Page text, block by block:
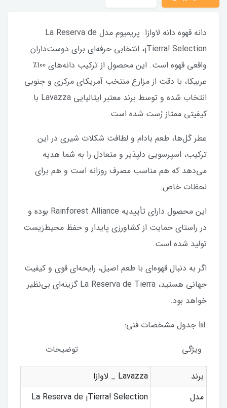
دانه قهوه دانه لاوازا پریمیوم مدل La Reserva de
¡Tierra! Selection، انتخابی حرفه‌ای برای دوست‌داران
واقعی قهوه است. این محصول از ترکیب دانه‌های 100٪
عربیکا، با دقت از مزارع منتخب آمریکای مرکزی و جنوبی
انتخاب شده و توسط برند معتبر ایتالیایی Lavazza با
کیفیتی ممتاز رُست شده است.
عطر گل‌ها، طعم بادام و لطافت شکلات شیری در این
ترکیب، اسپرسویی دلپذیر و متعادل را به شما هدیه
می‌دهد که هم مناسب مصرف روزانه است و هم برای
لحظات خاص.
این محصول دارای تأییدیه Rainforest Alliance بوده و
در راستای حمایت از کشاورزی پایدار و حفظ محیط‌زیست
تولید شده است.
اگر به دنبال قهوه‌ای با طعم اصیل، رایحه‌ای قوی و کیفیت
جهانی هستید، La Reserva de Tierra گزینه‌ای بی‌نظیر
خواهد بود.
📊 جدول مشخصات فنی:
ویژگی توضیحات
برند
Lavazza _ لاوازا
مدل
La Reserva de ¡Tierra! Selection